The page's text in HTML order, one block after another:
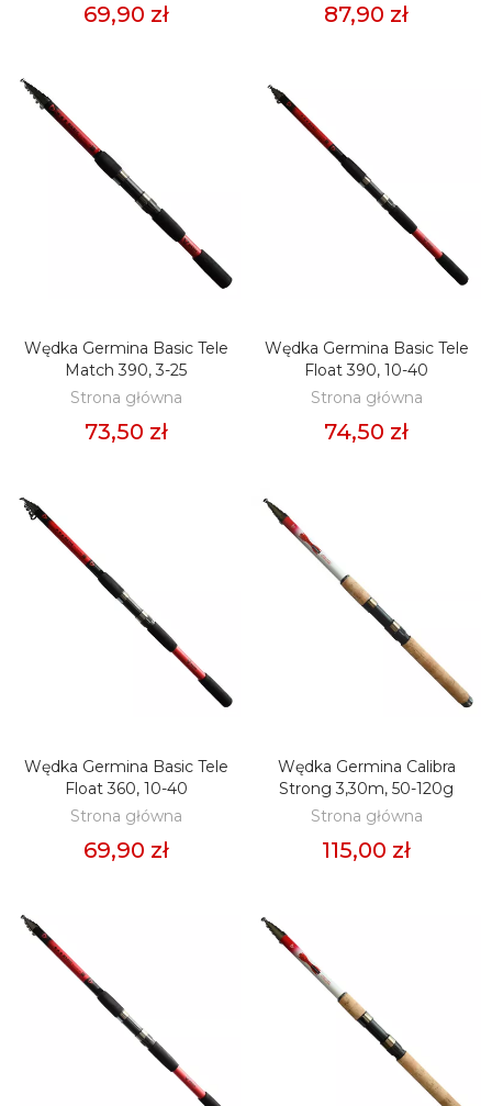
69,90 zł 87,90 zł
DODAJ DO KOSZYKA
Wędka Germina Basic Tele
Match 390, 3-25
Strona główna
73,50 zł
DODAJ DO KOSZYKA
Wędka Germina Basic Tele
Float 390, 10-40
Strona główna
74,50 zł
DODAJ DO KOSZYKA
Wędka Germina Basic Tele
Float 360, 10-40
Strona główna
69,90 zł
DODAJ DO KOSZYKA
Wędka Germina Calibra
Strong 3,30m, 50-120g
Strona główna
115,00 zł